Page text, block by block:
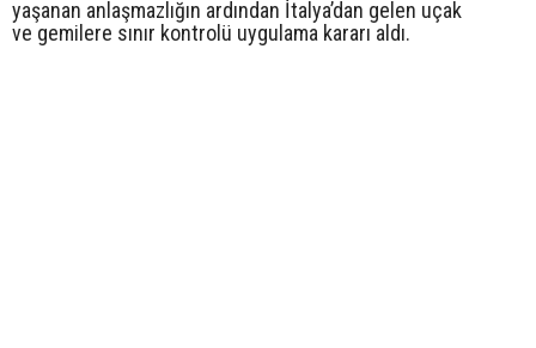
yaşanan anlaşmazlığın ardından İtalya’dan gelen uçak
ve gemilere sınır kontrolü uygulama kararı aldı.